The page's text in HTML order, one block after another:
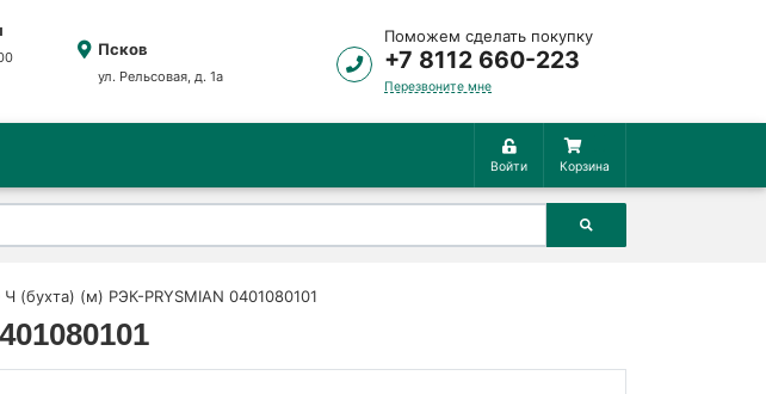
Псков
ул. Рельсовая, д. 1а
Поможем сделать покупку
+7 8112 660-223
Перезвоните мне
Войти Корзина
(бухта) (м) РЭК-PRYSMIAN 0401080101